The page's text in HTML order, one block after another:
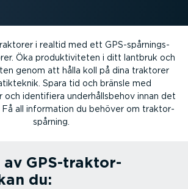
i realtid med ett GPS-spår­nings­
Öka produk­ti­vi­teten i ditt lantbruk och
genom att hålla koll på dina traktorer
Spara tid och bränsle med
identifiera under­hålls­behov innan det
Få all information du behöver om traktor­
spårning.
av GPS-trak­tor­
du: